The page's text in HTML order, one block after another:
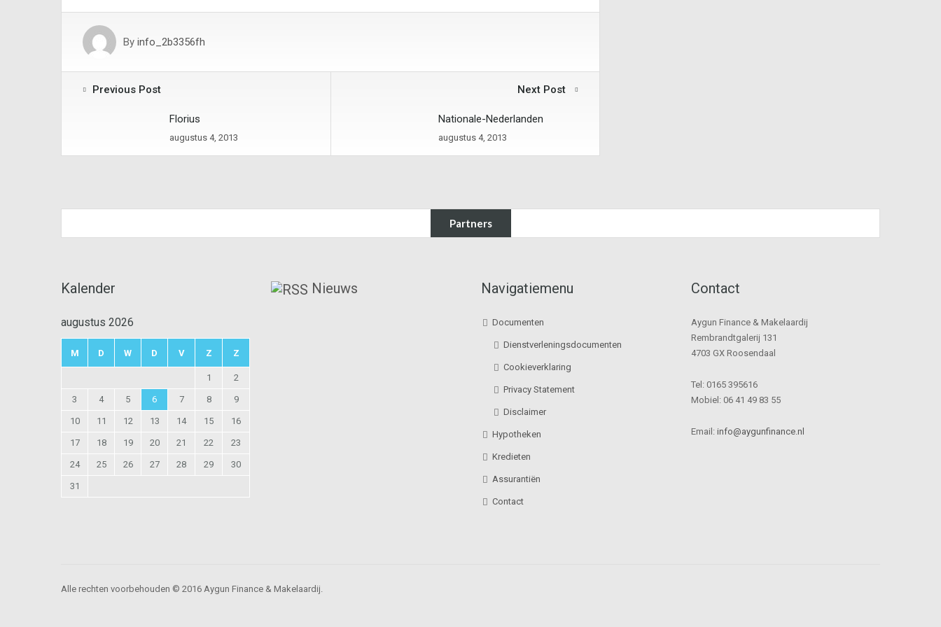
By info_2b3356fh
Previous Post
Florius
augustus 4, 2013
Next Post
Nationale-Nederlanden
augustus 4, 2013
Partners
Kalender
augustus 2026
M D W D V Z Z
1 2
3 4 5 6 7 8 9
10 11 12 13 14 15 16
17 18 19 20 21 22 23
24 25 26 27 28 29 30
31
Nieuws Navigatiemenu
Documenten
Dienstverleningsdocumenten
Cookieverklaring
Privacy Statement
Disclaimer
Hypotheken
Kredieten
Assurantiën
Contact
Contact
Aygun Finance & Makelaardij
Rembrandtgalerij 131
4703 GX Roosendaal
Tel: 0165 395616
Mobiel: 06 41 49 83 55
Email: info@aygunfinance.nl
Alle rechten voorbehouden © 2016 Aygun Finance & Makelaardij.